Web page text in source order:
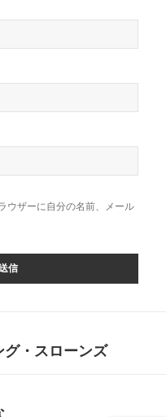
ウザーに自分の名前、メール
・スローンズ